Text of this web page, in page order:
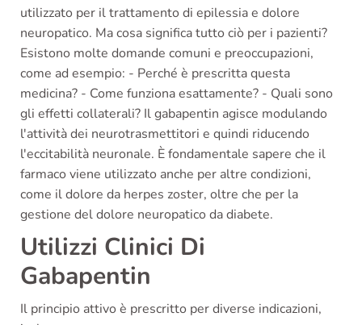
utilizzato per il trattamento di epilessia e dolore
neuropatico. Ma cosa significa tutto ciò per i pazienti?
Esistono molte domande comuni e preoccupazioni,
come ad esempio: - Perché è prescritta questa
medicina? - Come funziona esattamente? - Quali sono
gli effetti collaterali? Il gabapentin agisce modulando
l'attività dei neurotrasmettitori e quindi riducendo
l'eccitabilità neuronale. È fondamentale sapere che il
farmaco viene utilizzato anche per altre condizioni,
come il dolore da herpes zoster, oltre che per la
gestione del dolore neuropatico da diabete.
Utilizzi Clinici Di
Gabapentin
Il principio attivo è prescritto per diverse indicazioni,